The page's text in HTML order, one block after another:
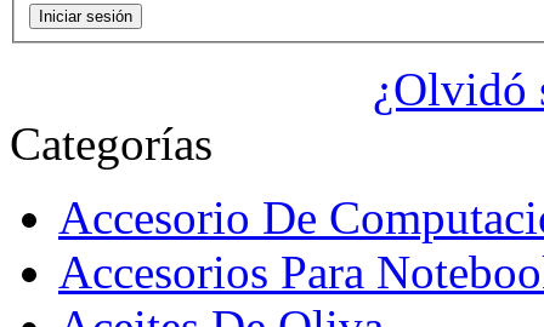
¿Olvidó
Categorías
Accesorio De
Accesorios Para